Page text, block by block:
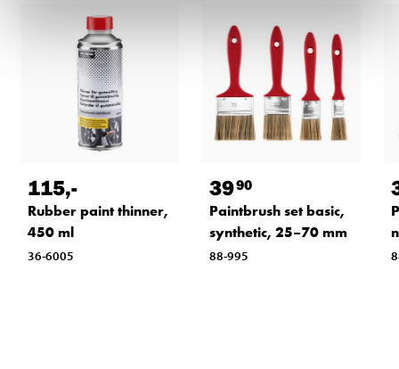
115,-
Rubber paint thinner,
450 ml
36-6005
3990
Paintbrush set basic,
synthetic, 25–70 mm
88-995